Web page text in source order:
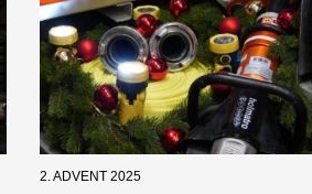
2. ADVENT 2025